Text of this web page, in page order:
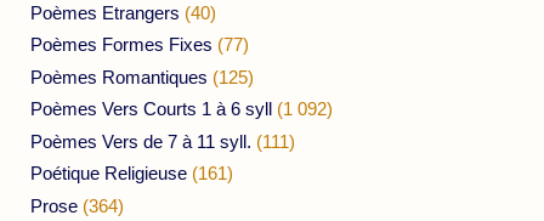
Poèmes Etrangers (40)
Poèmes Formes Fixes (77)
Poèmes Romantiques (125)
Poèmes Vers Courts 1 à 6 syll (1 092)
Poèmes Vers de 7 à 11 syll. (111)
Poétique Religieuse (161)
Prose (364)